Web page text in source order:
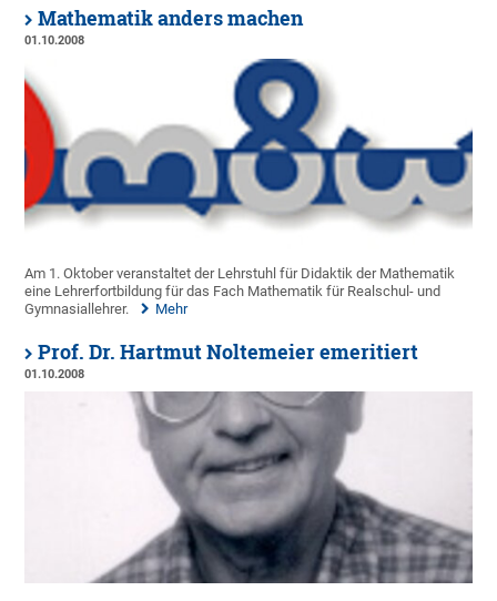
Mathematik anders machen
01.10.2008
Am 1. Oktober veranstaltet der Lehrstuhl für Didaktik der Mathematik
eine Lehrerfortbildung für das Fach Mathematik für Realschul- und
Gymnasiallehrer.
Mehr
Prof. Dr. Hartmut Noltemeier emeritiert
01.10.2008